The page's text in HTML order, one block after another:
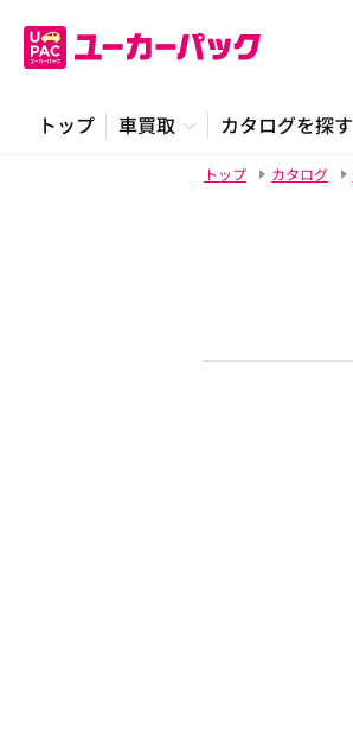
トップ 車買取 カタログを探す
トップ カタログ